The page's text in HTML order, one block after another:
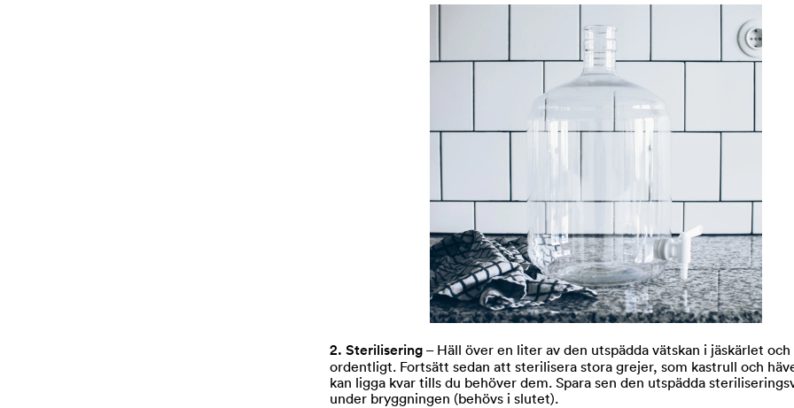
2. Sterilisering – Häll över en liter av den utspädda vätskan i jäskärlet och
ordentligt. Fortsätt sedan att sterilisera stora grejer, som kastrull och
kan ligga kvar tills du behöver dem. Spara sen den utspädda
under bryggningen (behövs i slutet).